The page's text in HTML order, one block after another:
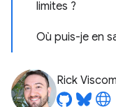
limites ?
Où puis-je en
Rick